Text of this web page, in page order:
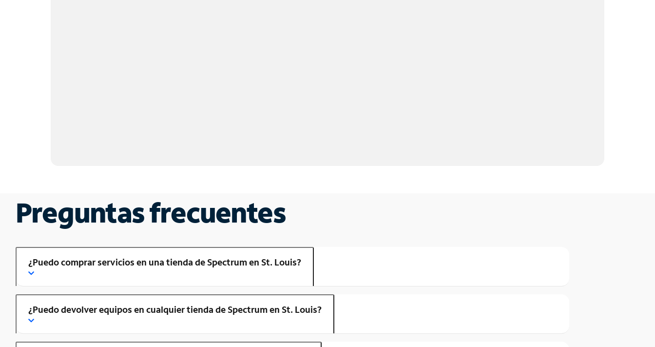
Preguntas frecuentes
¿Puedo comprar servicios en una tienda de Spectrum en St. Louis?
¿Puedo devolver equipos en cualquier tienda de Spectrum en St. Louis?